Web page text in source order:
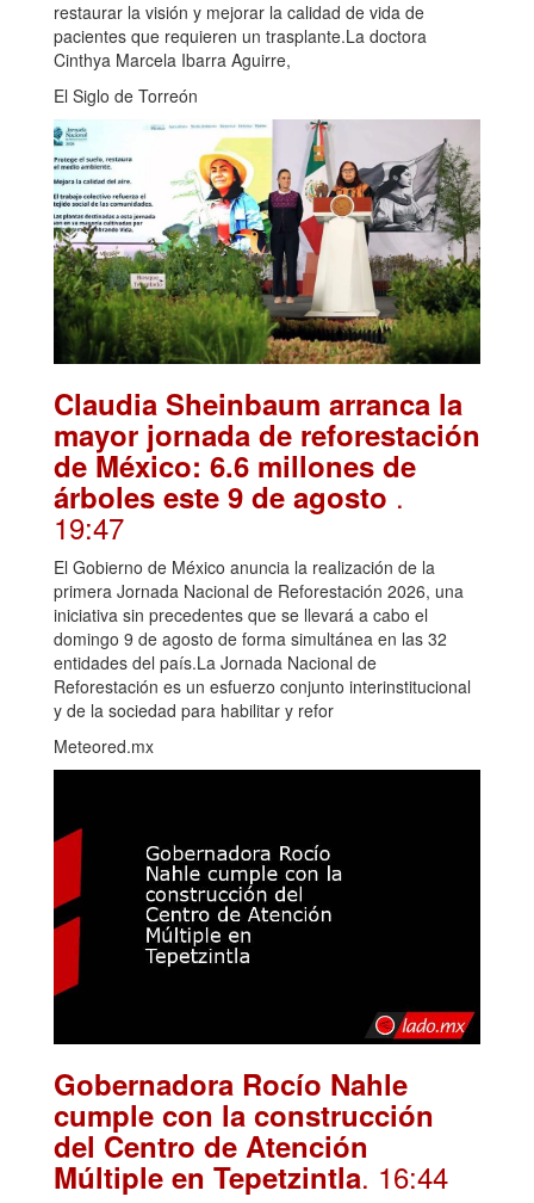
restaurar la visión y mejorar la calidad de vida de
pacientes que requieren un trasplante.La doctora
Cinthya Marcela Ibarra Aguirre,
El Siglo de Torreón
Claudia Sheinbaum arranca la
mayor jornada de reforestación
de México: 6.6 millones de
árboles este 9 de agosto .
19:47
El Gobierno de México anuncia la realización de la
primera Jornada Nacional de Reforestación 2026, una
iniciativa sin precedentes que se llevará a cabo el
domingo 9 de agosto de forma simultánea en las 32
entidades del país.La Jornada Nacional de
Reforestación es un esfuerzo conjunto interinstitucional
y de la sociedad para habilitar y refor
Meteored.mx
Gobernadora Rocío Nahle
cumple con la construcción
del Centro de Atención
Múltiple en Tepetzintla. 16:44